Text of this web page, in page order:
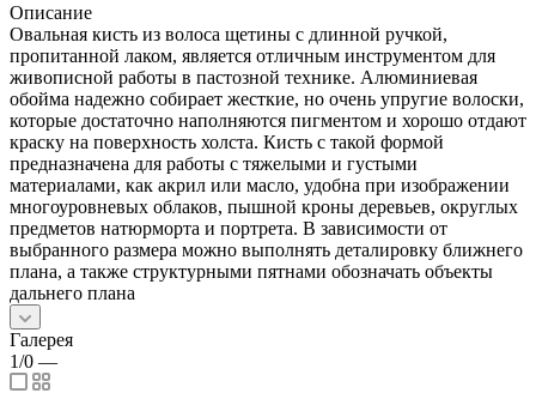
Описание
Овальная кисть из волоса щетины с длинной ручкой,
пропитанной лаком, является отличным инструментом для
живописной работы в пастозной технике. Алюминиевая
обойма надежно собирает жесткие, но очень упругие волоски,
которые достаточно наполняются пигментом и хорошо отдают
краску на поверхность холста. Кисть с такой формой
предназначена для работы с тяжелыми и густыми
материалами, как акрил или масло, удобна при изображении
многоуровневых облаков, пышной кроны деревьев, округлых
предметов натюрморта и портрета. В зависимости от
выбранного размера можно выполнять деталировку ближнего
плана, а также структурными пятнами обозначать объекты
дальнего плана
Галерея
1/0 —